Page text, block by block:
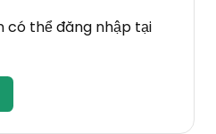
có thể đăng nhập tại